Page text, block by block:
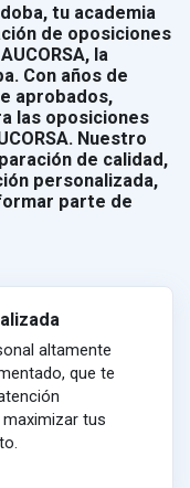
tu academia
de oposiciones
la
Con años de
aprobados,
las oposiciones
Nuestro
de calidad,
personalizada,
parte de
altamente
que te
maximizar tus